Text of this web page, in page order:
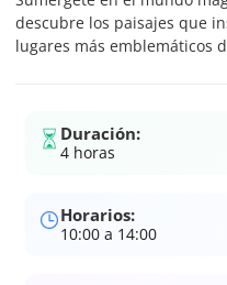
descubre los paisajes que
lugares más emblemáticos
Duración:
4 horas
Horarios:
10:00 a 14:00